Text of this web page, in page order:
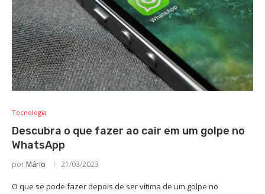
Tecnologia
Descubra o que fazer ao cair em um golpe no
WhatsApp
por Mário 21/03/2023
O que se pode fazer depois de ser vítima de um golpe no